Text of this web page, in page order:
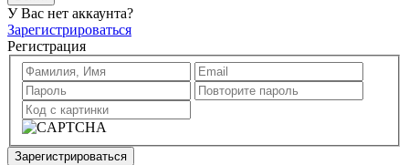
У Вас нет аккаунта?
Зарегистрироваться
Регистрация
Зарегистрироваться